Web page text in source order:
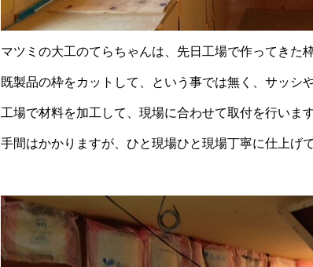
マツミの大工のてらちゃんは、先日工場で作ってきた
既製品の枠をカットして、という事では無く、サッシ
工場で材料を加工して、現場に合わせて取付を行います
手間はかかりますが、ひと現場ひと現場丁寧に仕上げ